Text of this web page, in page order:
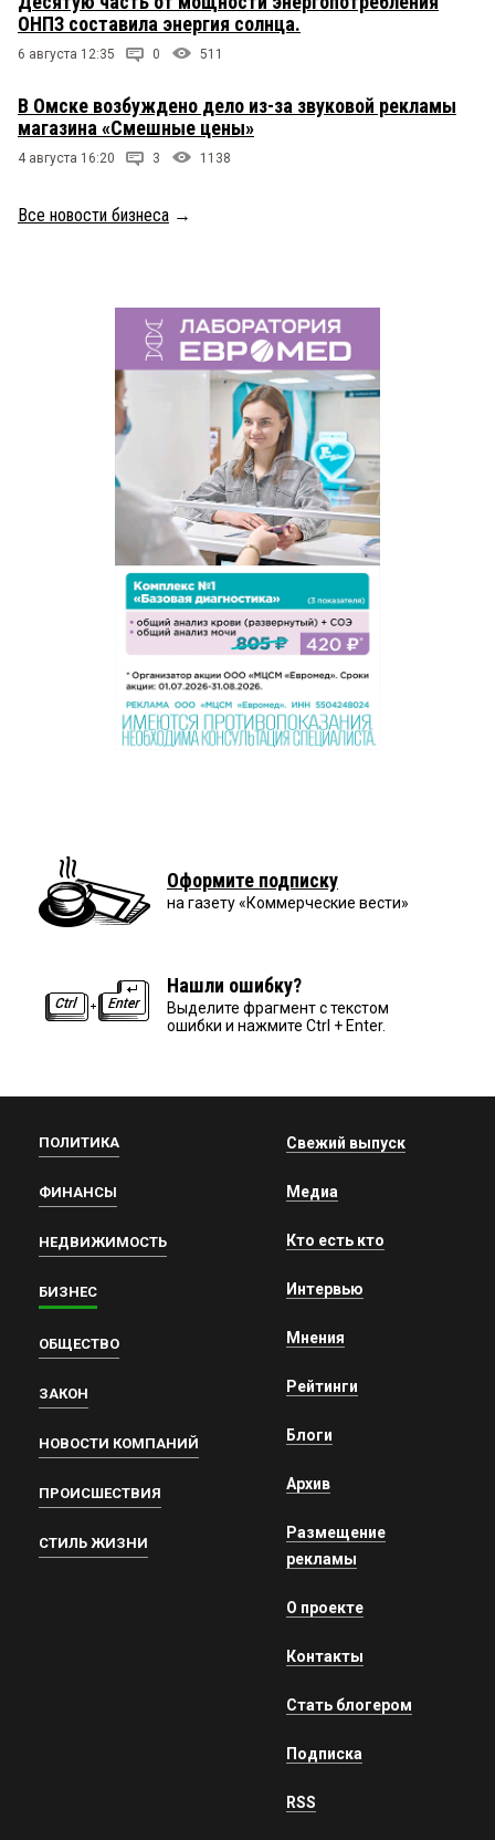
ОНПЗ составила энергия солнца.
6 августа 12:35 0 511
В Омске возбуждено дело из-за звуковой рекламы
магазина «Смешные цены»
4 августа 16:20 3 1138
Все новости бизнеса →
Оформите подписку
на газету «Коммерческие вести»
Нашли ошибку?
Выделите фрагмент с текстом
ошибки и нажмите Ctrl + Enter.
ПОЛИТИКА
ФИНАНСЫ
НЕДВИЖИМОСТЬ
БИЗНЕС
ОБЩЕСТВО
ЗАКОН
НОВОСТИ КОМПАНИЙ
ПРОИСШЕСТВИЯ
СТИЛЬ ЖИЗНИ
Свежий выпуск
Медиа
Кто есть кто
Интервью
Мнения
Рейтинги
Блоги
Архив
Размещение
рекламы
О проекте
Контакты
Стать блогером
Подписка
RSS